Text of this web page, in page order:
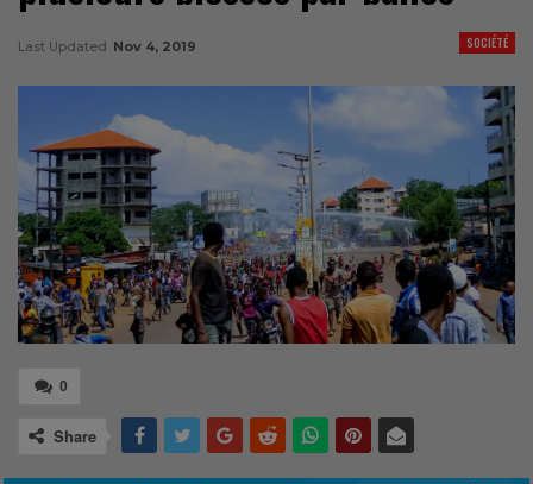
SOCIÉTÉ
Last Updated Nov 4, 2019
0
Share